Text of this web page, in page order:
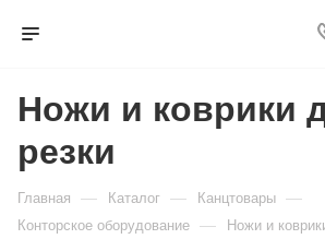
Ножи и коврики
резки
Главная — Каталог — Канцтовары —
Конторское оборудование — Ножи и